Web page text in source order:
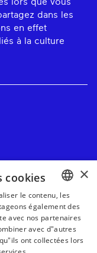
lors que vous
dans les
en effet
à la culture
BASQUE
FRENCH
×
cookies
le contenu, les
également des
avec nos partenaires
avec d"autres
ont collectées lors